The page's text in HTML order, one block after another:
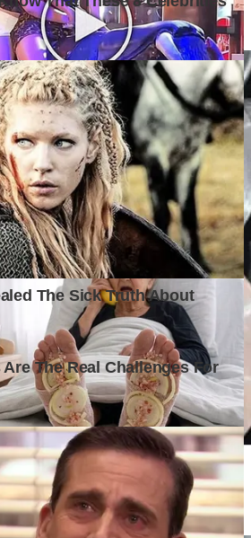
dan Valve Berkualitas untuk Sistem